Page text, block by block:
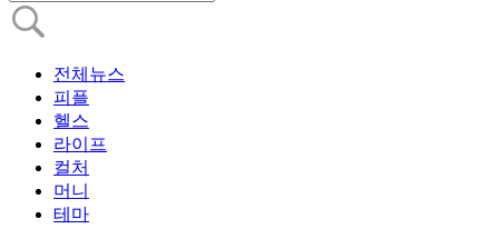
전체뉴스
피플
헬스
라이프
컬처
머니
테마